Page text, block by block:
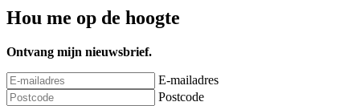
Hou me op de hoogte
Ontvang mijn nieuwsbrief.
E-mailadres
Postcode